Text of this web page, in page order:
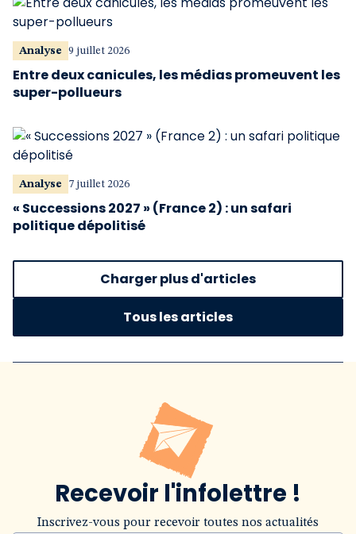
Analyse 9 juillet 2026
Entre deux canicules, les médias promeuvent les
super-pollueurs
Analyse 7 juillet 2026
« Successions 2027 » (France 2) : un safari
politique dépolitisé
Charger plus d'articles
Tous les articles
Recevoir l'infolettre !
Inscrivez-vous pour recevoir toutes nos actualités